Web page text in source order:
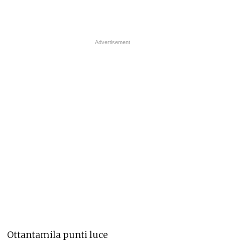
Ottantamila punti luce